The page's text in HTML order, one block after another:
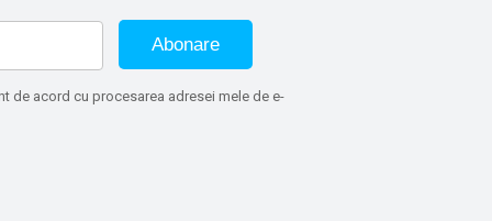
Abonare
de acord cu procesarea adresei mele de e-